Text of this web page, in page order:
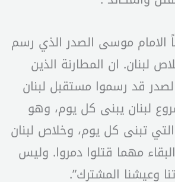
الامام موسى الصدر الذي رسم
لبنان. ان المطارنة الذين
قد رسموا مستقبل لبنان
لبنان يبنى كل يوم، وهو
تبنى كل يوم، وخلاص لبنان
مهما قتلوا دمروا. وليس
وعيشنا المشترك”.